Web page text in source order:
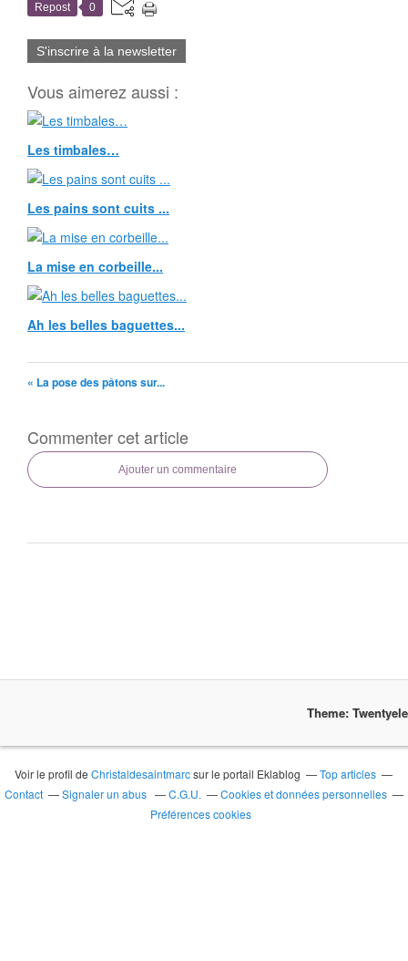
Repost 0
S'inscrire à la newsletter
Vous aimerez aussi :
Les timbales…
Les pains sont cuits ...
La mise en corbeille...
Ah les belles baguettes...
« La pose des pâtons sur...
Commenter cet article
Ajouter un commentaire
Theme:
Voir le profil deChristaldesaintmarcsur le portail Eklablog
Top articles
Contact
Signaler un abus C.G.U.
Cookies et données personnelles
Préférences cookies